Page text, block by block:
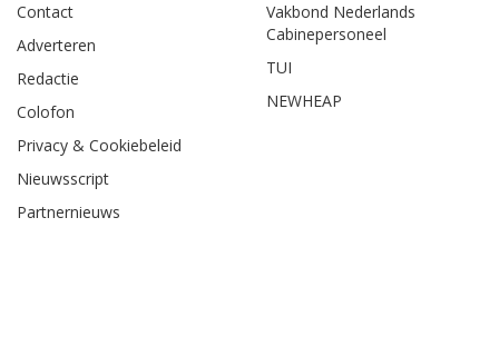
Contact
Adverteren
Redactie
Colofon
Privacy & Cookiebeleid
Nieuwsscript
Partnernieuws
Vakbond Nederlands
Cabinepersoneel
TUI
NEWHEAP